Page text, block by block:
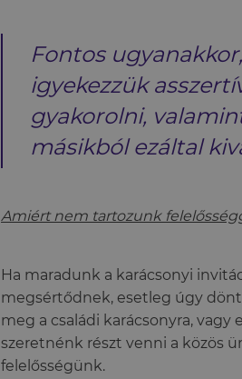
Fontos
igyekezzük
gyakorolni,
másikból ezáltal
Amiért nem tartozunk
Ha maradunk a karácsonyi
megsértődnek, esetleg úgy
meg a családi karácsonyra,
szeretnénk részt venni a közös
felelősségünk.